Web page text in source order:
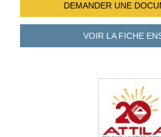
DEMANDER UNE
VOIR LA FICHE